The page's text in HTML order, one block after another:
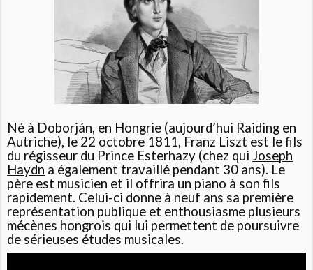
Né à Doborján, en Hongrie (aujourd’hui Raiding en
Autriche), le 22 octobre 1811, Franz Liszt est le fils
du régisseur du Prince Esterhazy (chez qui Joseph
Haydn a également travaillé pendant 30 ans). Le
père est musicien et il offrira un piano à son fils
rapidement. Celui-ci donne à neuf ans sa première
représentation publique et enthousiasme plusieurs
mécènes hongrois qui lui permettent de poursuivre
de sérieuses études musicales.